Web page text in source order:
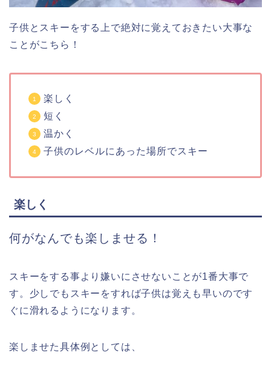
子供とスキーをする上で絶対に覚えておきたい大事な
ことがこちら！
楽しく
短く
温かく
子供のレベルにあった場所でスキー
楽しく
何がなんでも楽しませる！
スキーをする事より嫌いにさせないことが1番大事で
す。少しでもスキーをすれば子供は覚えも早いのです
ぐに滑れるようになります。
楽しませた具体例としては、